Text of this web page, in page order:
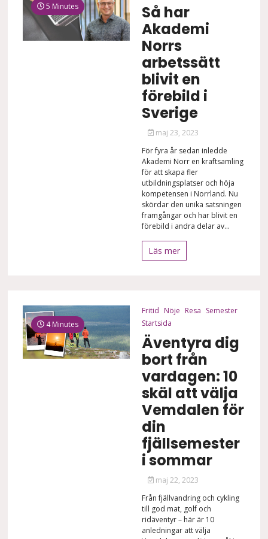
5 Minutes
Så har
Akademi
Norrs
arbetssätt
blivit en
förebild i
Sverige
maj 23, 2023
För fyra år sedan inledde
Akademi Norr en kraftsamling
för att skapa fler
utbildningsplatser och höja
kompetensen i Norrland. Nu
skördar den unika satsningen
framgångar och har blivit en
förebild i andra delar av...
Läs mer
4 Minutes
Fritid Nöje Resa Semester
Startsida
Äventyra dig
bort från
vardagen: 10
skäl att välja
Vemdalen för
din
fjällsemester
i sommar
maj 22, 2023
Från fjällvandring och cykling
till god mat, golf och
ridäventyr – här är 10
anledningar att välja